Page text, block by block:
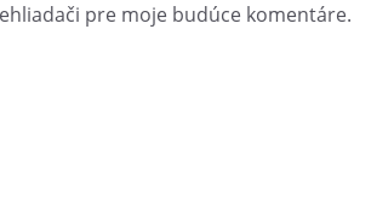
pre moje budúce komentáre.